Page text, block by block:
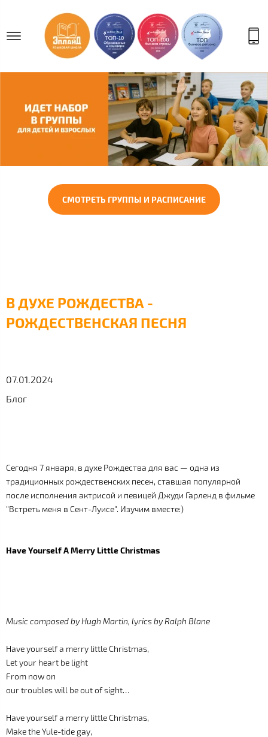
СМОТРЕТЬ ГРУППЫ И РАСПИСАНИЕ
В ДУХЕ РОЖДЕСТВА -
РОЖДЕСТВЕНСКАЯ ПЕСНЯ
07.01.2024
Блог
Сегодня 7 января, в духе Рождества для вас — одна из
традиционных рождественских песен, ставшая популярной
после исполнения актрисой и певицей Джуди Гарленд в фильме
"Встреть меня в Сент-Луисе". Изучим вместе:)
Have Yourself A Merry Little Christmas
Music composed by Hugh Martin, lyrics by Ralph Blane
Have yourself a merry little Christmas,
Let your heart be light
From now on
our troubles will be out of sight…
Have yourself a merry little Christmas,
Make the Yule-tide gay,